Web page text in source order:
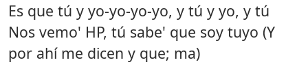
Es que tú y yo-yo-yo-yo, y tú y yo, y tú
Nos vemo' HP, tú sabe' que soy tuyo (Y
por ahí me dicen y que; ma)